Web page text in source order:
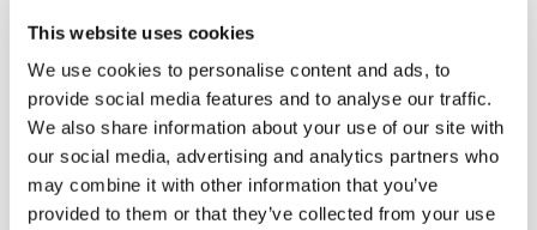
This website uses cookies
We use cookies to personalise content and ads, to
provide social media features and to analyse our traffic.
We also share information about your use of our site with
our social media, advertising and analytics partners who
may combine it with other information that you’ve
provided to them or that they’ve collected from your use